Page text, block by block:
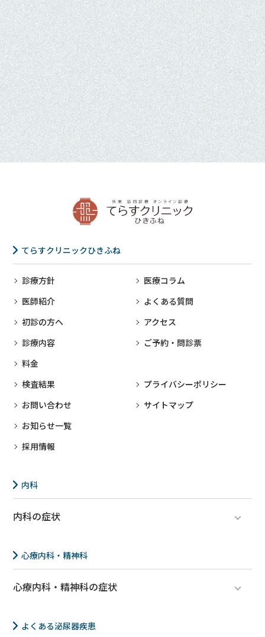
てらすクリニックひきふね
診療方針
医師紹介
初診の方へ
診療内容
料金
医療コラム
よくある質問
アクセス
ご予約・問診票
検査結果
お問い合わせ
お知らせ一覧
採用情報
プライバシーポリシー
サイトマップ
内科
内科の症状
発熱
麻疹
更年期障害
心療内科・精神科
心療内科・精神科の症状
適応障害
よくある泌尿器疾患